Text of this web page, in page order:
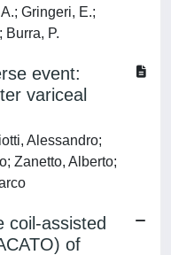
Gringeri, E.;
Burra, P.
event:
variceal
Alessandro;
Zanetto, Alberto;
coil-assisted
of